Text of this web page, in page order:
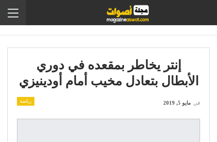
إنتر يخاطر بمقعده في دوري
الأبطال بتعادل مخيب أمام أودينيزي
رياضة في مايو 5, 2019